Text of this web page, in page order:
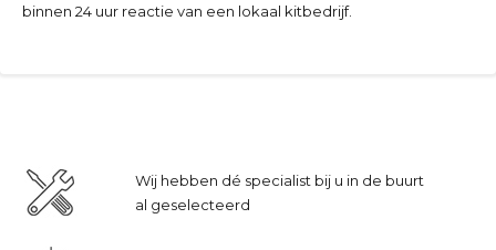
binnen 24 uur reactie van een lokaal kitbedrijf.
Wij hebben dé specialist bij u in de buurt
al geselecteerd